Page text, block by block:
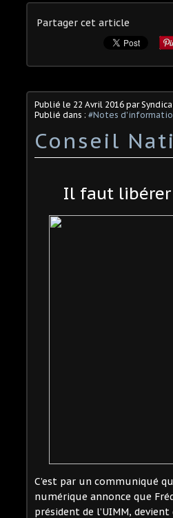
Partager cet article
Publié le 22 Avril 2016 par
Publié dans : #Notes
Conseil
Il faut libérer
C’est par un communiqué
numérique annonce que
président de l’UIMM,